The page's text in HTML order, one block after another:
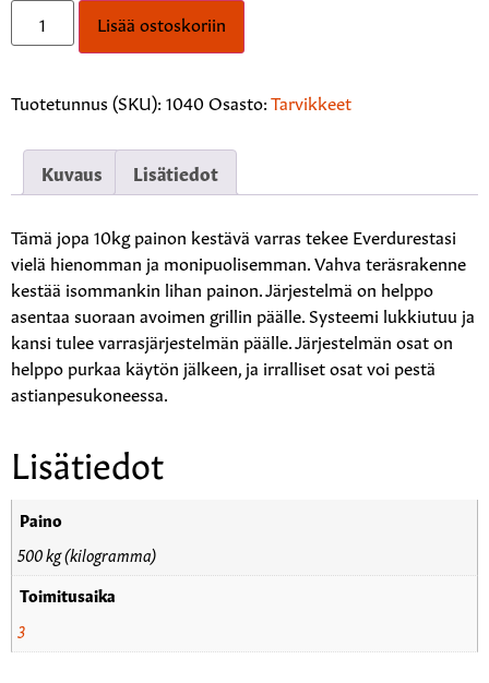
Lisää ostoskoriin
Tuotetunnus (SKU): 1040 Osasto:Tarvikkeet
Kuvaus Lisätiedot
Tämä jopa 10kg painon kestävä varras tekee Everdurestasi
vielä hienomman ja monipuolisemman. Vahva teräsrakenne
kestää isommankin lihan painon. Järjestelmä on helppo
asentaa suoraan avoimen grillin päälle. Systeemi lukkiutuu ja
kansi tulee varrasjärjestelmän päälle. Järjestelmän osat on
helppo purkaa käytön jälkeen, ja irralliset osat voi pestä
astianpesukoneessa.
Lisätiedot
Paino
500 kg (kilogramma)
Toimitusaika
3